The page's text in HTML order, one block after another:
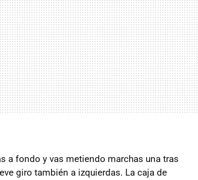
a fondo y vas metiendo marchas una tras
giro también a izquierdas. La caja de